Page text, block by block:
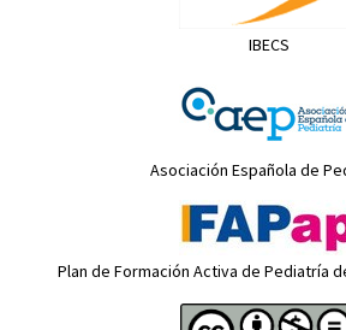
IBECS
Asociación Española de
Plan de Formación Activa de Pediatría